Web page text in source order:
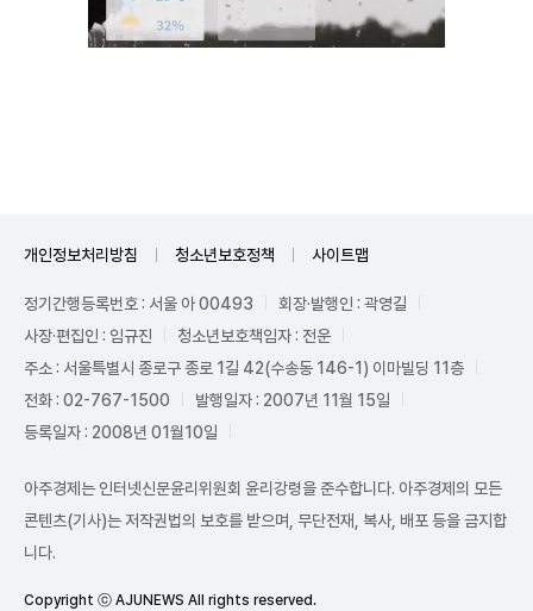
개인정보처리방침 청소년보호정책 사이트맵
정기간행등록번호 : 서울 아 00493
회장·발행인 : 곽영길
사장·편집인 : 임규진
청소년보호책임자 : 전운
주소 : 서울특별시 종로구 종로 1길 42(수송동 146-1) 이마빌딩 11층
전화 : 02-767-1500
발행일자 : 2007년 11월 15일
등록일자 : 2008년 01월10일
아주경제는 인터넷신문윤리위원회 윤리강령을 준수합니다. 아주경제의 모든
콘텐츠(기사)는 저작권법의 보호를 받으며, 무단전재, 복사, 배포 등을 금지합
니다.
Copyright ⓒ AJUNEWS All rights reserved.